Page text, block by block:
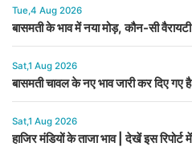
Tue,4 Aug 2026
बासमती के भाव में नया मोड़, कौन-सी
Sat,1 Aug 2026
बासमती चावल के नए भाव जारी कर दिए गए
Sat,1 Aug 2026
हाजिर मंडियों के ताजा भाव | देखें इस रिपोर्ट में